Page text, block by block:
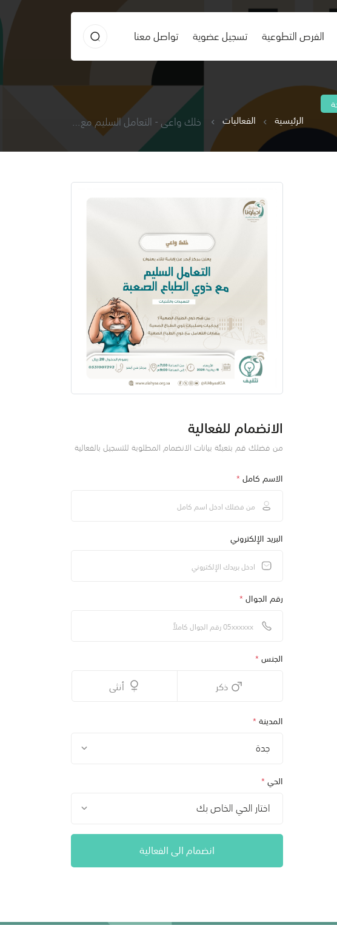
الفرص التطوعية تسجيل عضوية تواصل معنا
الرئيسية الفعاليات خلك واعي - التعامل السليم مع ذوي الطباع الصعبة
الانضمام للفعالية
من فضلك قم بتعبئة بيانات الانضمام المطلوبة للتسجيل بالفعالية
الاسم كامل*
البريد الإلكتروني
رقم الجوال*
الجنس*
ذكر أنثى
المدينة*
جدة
الحي*
اختار الحي الخاص بك
انضمام الى الفعالية